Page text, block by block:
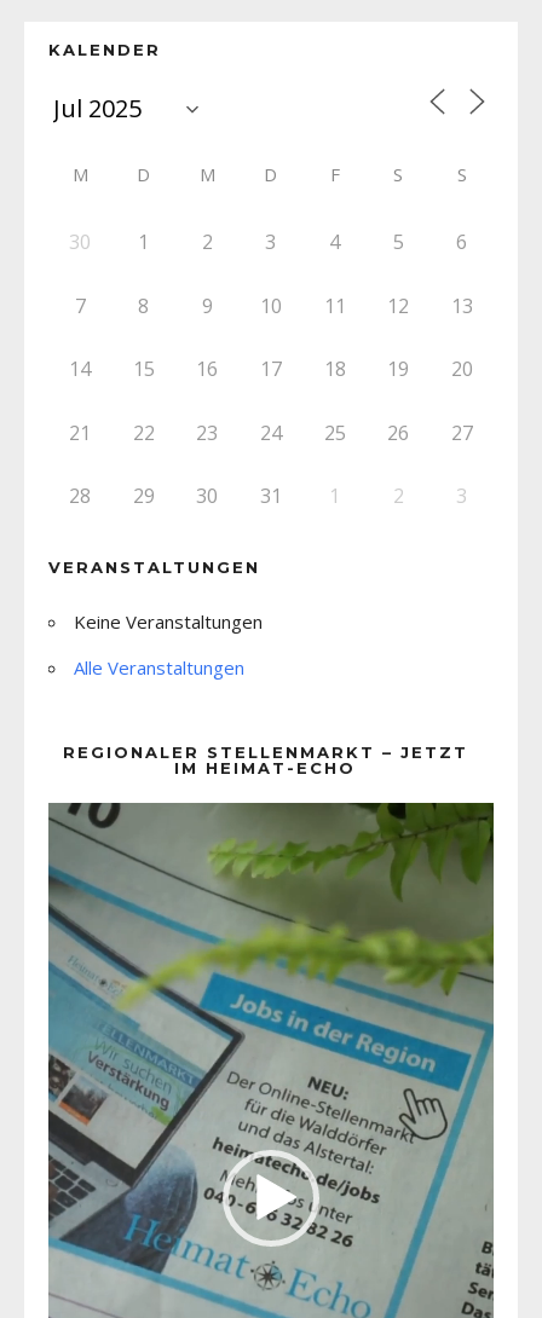
KALENDER
M D M D F S S
30 1 2 3 4 5 6
7 8 9 10 11 12 13
14 15 16 17 18 19 20
21 22 23 24 25 26 27
28 29 30 31 1 2 3
VERANSTALTUNGEN
Keine Veranstaltungen
Alle Veranstaltungen
REGIONALER STELLENMARKT – JETZT
IM HEIMAT-ECHO
Player